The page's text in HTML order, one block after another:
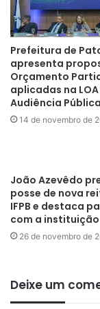
João Pessoa –
Bayeux – 3253-
Cabedelo – 3250-
Cajazeiras -3531-
Campina Grande –
Guarabira – 3271-
Itaporanga – 3451-
Santa Rita – 3229-
Sapé – 3283-6460
Pombal – 3431-3545
Prefeitura de
apresenta
Orçamento
aplicadas na
Audiência Pública
14 de novembro de
João Azevêdo
posse de nova
IFPB e destaca
com a instituição
26 de novembro de
Deixe um